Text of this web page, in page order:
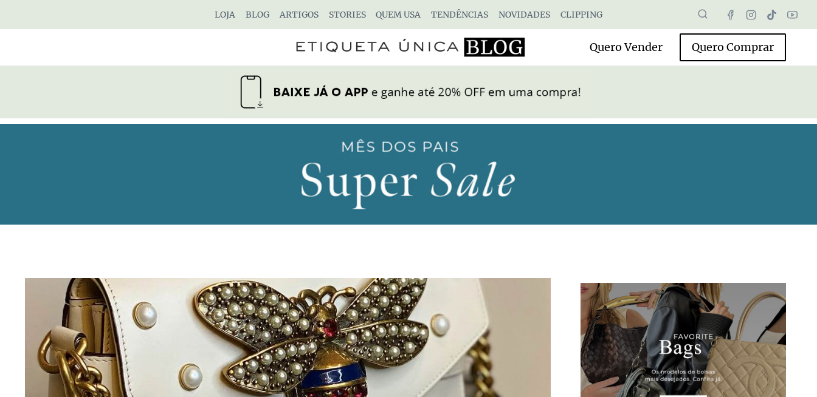
LOJA BLOG ARTIGOS STORIES QUEM USA TENDÊNCIAS NOVIDADES CLIPPING
Quero Vender Quero Comprar